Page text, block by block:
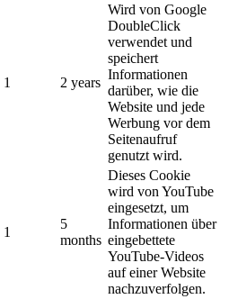
1 2 years
Wird von Google
DoubleClick
verwendet und
speichert
Informationen
darüber, wie die
Website und jede
Werbung vor dem
Seitenaufruf
genutzt wird.
1
5
months
Dieses Cookie
wird von YouTube
eingesetzt, um
Informationen über
eingebettete
YouTube-Videos
auf einer Website
nachzuverfolgen.